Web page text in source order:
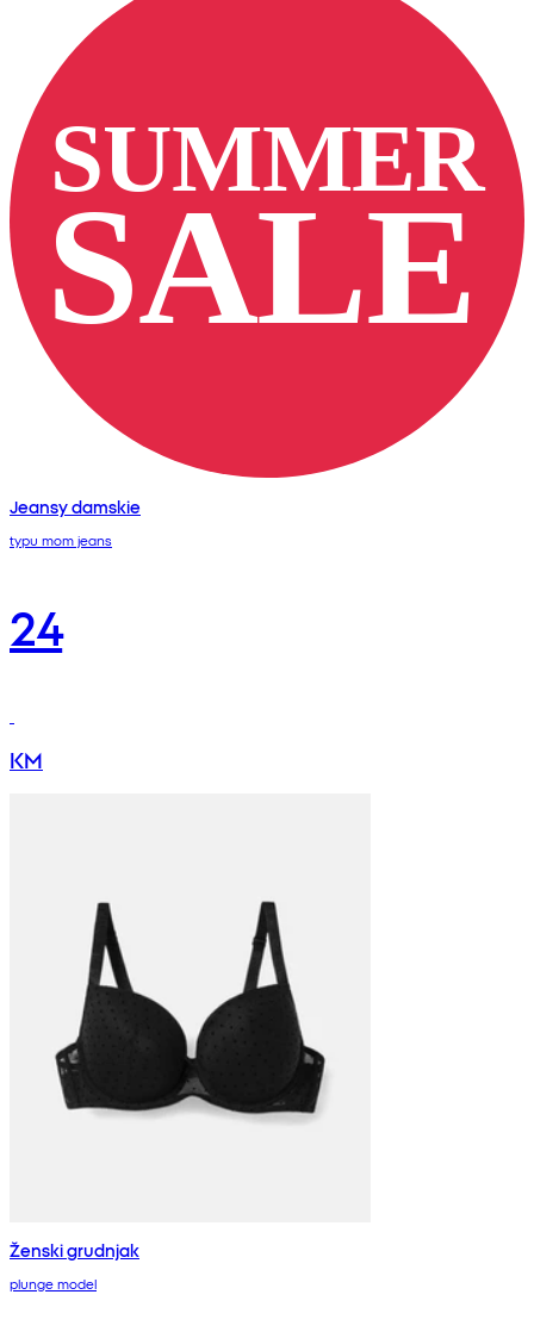
Jeansy damskie
typu mom jeans
24
KM
Ženski grudnjak
plunge model